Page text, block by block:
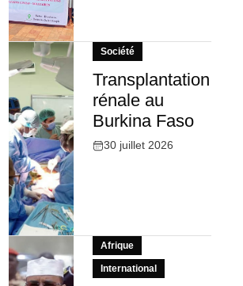
Société
Transplantation
rénale au
Burkina Faso
30 juillet 2026
Afrique
International